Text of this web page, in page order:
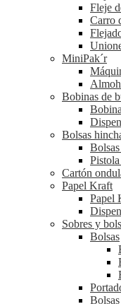
Fleje
Carro
MiniPak´r
Bobinas de
Bolsas
Cartón
Papel Kraft
Papel
Sobres y
Bolsas